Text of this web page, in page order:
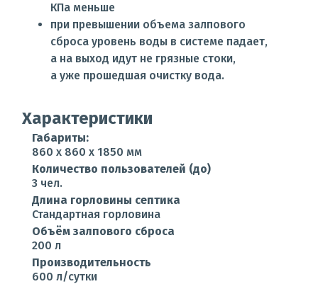
КПа меньше
при превышении объема залпового
сброса уровень воды в системе падает,
а на выход идут не грязные стоки,
а уже прошедшая очистку вода.
Характеристики
Габариты:
860 x 860 x 1850 мм
Количество пользователей (до)
3 чел.
Длина горловины септика
Стандартная горловина
Объём залпового сброса
200 л
Производительность
600 л/сутки